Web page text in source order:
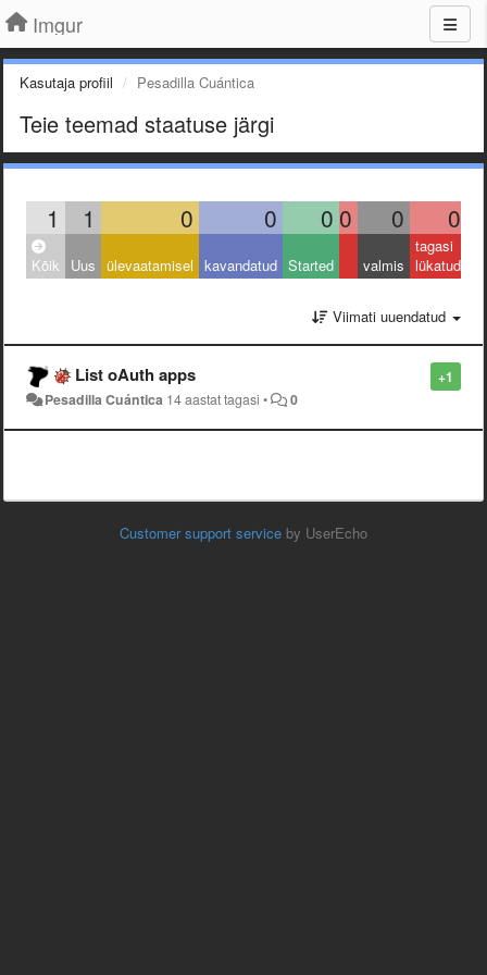
Imgur
Kasutaja profiil Pesadilla Cuántica
Teie teemad staatuse järgi
1 1 0 0 0 0 0 0
Kõik Uus ülevaatamisel kavandatud Started valmis
tagasi
lükatud
Viimati uuendatud
+1
List oAuth apps
Pesadilla Cuántica 14 aastat tagasi • 0
Customer support service by UserEcho